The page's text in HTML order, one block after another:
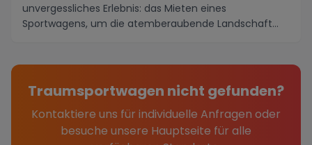
unvergessliches Erlebnis: das Mieten eines
Sportwagens, um die atemberaubende Landschaft
Traumsportwagen nicht gefunden?
Kontaktiere uns für individuelle Anfragen oder
besuche unsere Hauptseite für alle